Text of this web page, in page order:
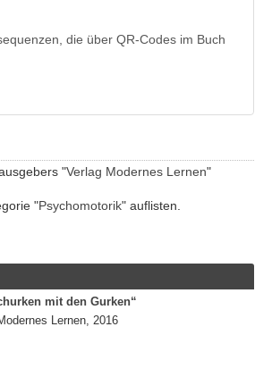
die über QR-Codes im Buch
"Verlag Modernes Lernen"
"Psychomotorik" auflisten.
mit den Gurken“
Lernen, 2016